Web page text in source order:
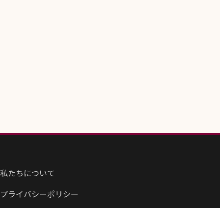
私たちについて
プライバシーポリシー